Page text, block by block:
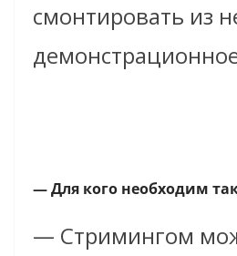
смонтировать из
— Для кого необходим
— Стримингом